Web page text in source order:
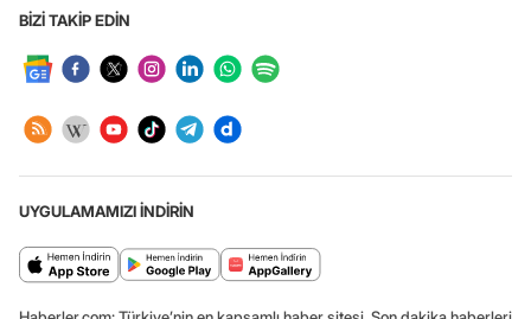
BİZİ TAKİP EDİN
UYGULAMAMIZI İNDİRİN